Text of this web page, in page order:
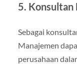
5. Konsultan
Sebagai
Manajemen
perusahaan